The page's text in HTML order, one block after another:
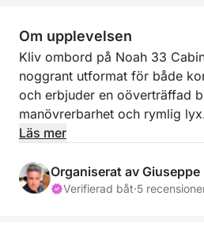
Om upplevelsen
Kliv ombord på Noah 33
noggrant utformat för både
och erbjuder en oöverträffad
manövrerbarhet och rymlig
fördjupa dig i en exklusiv
naturreservat, en verkligt unik
Läs mer
Organiserat av Giuseppe
Verifierad båt·5